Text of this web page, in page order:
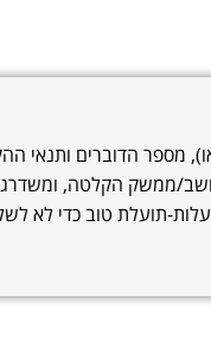
מספר הדוברים ותנאי
ממשק הקלטה,
עלות-תועלת טוב כדי לא